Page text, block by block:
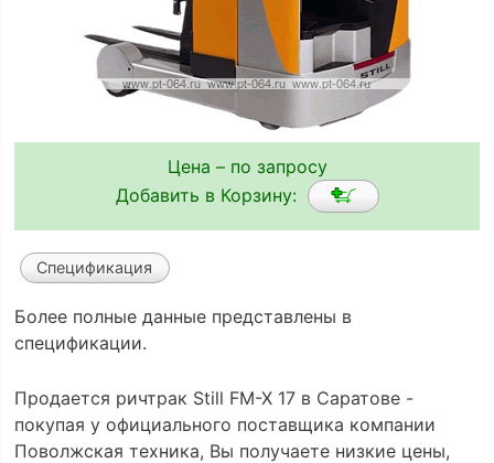
Цена – по запросу
Добавить в Корзину:
Спецификация
Более полные данные представлены в
спецификации.
Продается ричтрак Still FM-X 17 в Саратове -
покупая у официального поставщика компании
Поволжская техника, Вы получаете низкие цены,